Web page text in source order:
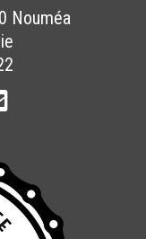
Nouméa